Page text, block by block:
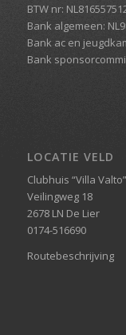
BTW nr:
Bank algemeen:
Bank ac en
Bank
LOCATIE VELD
Clubhuis “Villa Valto”
Veilingweg 18
2678 LN De Lier
0174-516690
Routebeschrijving